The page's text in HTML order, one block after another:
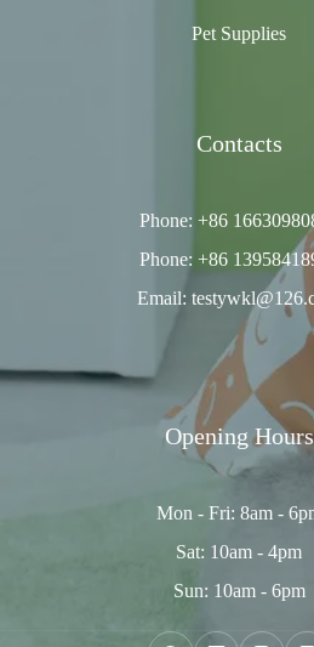
Pet Supplies
Contacts
Phone: +86
Phone: +86
Email:
Opening Hours
Mon - Fri: 8am -
Sat: 10am - 4pm
Sun: 10am - 6pm